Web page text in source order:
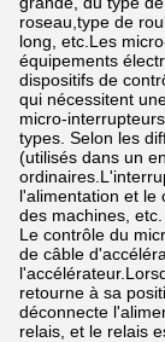
roseau,type de
long, etc.Les
équipements
dispositifs de
qui nécessitent
micro-
types. Selon les
(utilisés dans un
l'alimentation et le
des machines, etc.
Le contrôle du
de câble
retourne à sa
déconnecte
relais, et le relais